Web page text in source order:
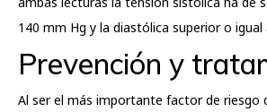
140 mm Hg y la diastólica superior o igual
Prevención y
Al ser el más importante factor de riesgo